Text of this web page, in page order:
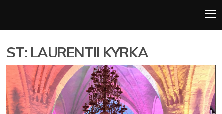
ST: LAURENTII KYRKA